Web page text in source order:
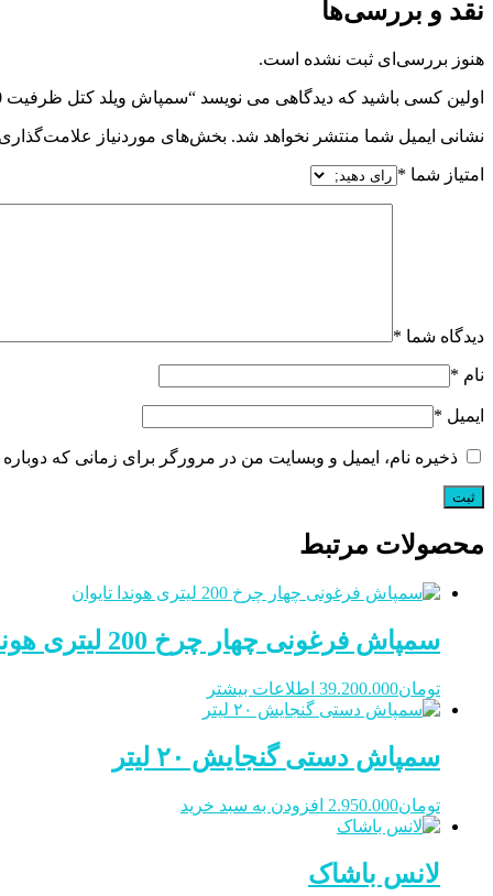
نقد و بررسی‌ها
هنوز بررسی‌ای ثبت نشده است.
اولین کسی باشید که دیدگاهی می نویسد “سمپاش ویلد کتل ظرفیت 20 لیتر”
نشانی ایمیل شما منتشر نخواهد شد. بخش‌های موردنیاز
امتیاز شما *
دیدگاه شما *
نام *
ایمیل *
ذخیره نام، ایمیل و وبسایت من در مرورگر برای زمانی که
محصولات مرتبط
سمپاش فرغونی چهار چرخ 200 لیتری هوندا تایوان
تومان39.200.000 اطلاعات بیشتر
سمپاش دستی گنجایش ۲۰ لیتر
تومان2.950.000 افزودن به سبد خرید
لانس باشاک